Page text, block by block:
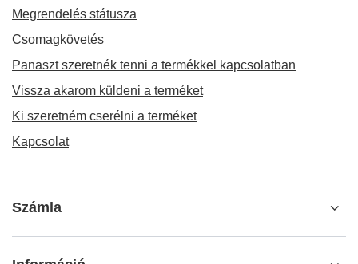
Megrendelés státusza
Csomagkövetés
Panaszt szeretnék tenni a termékkel kapcsolatban
Vissza akarom küldeni a terméket
Ki szeretném cserélni a terméket
Kapcsolat
Számla